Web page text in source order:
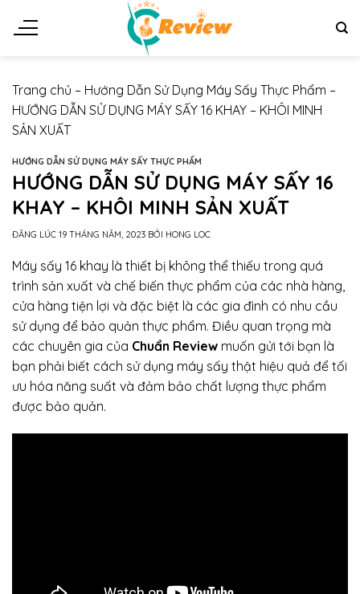
đến
Trang chủ – Hướng Dẫn Sử Dụng Máy Sấy Thực Phẩm –
HƯỚNG DẪN SỬ DỤNG MÁY SẤY 16 KHAY – KHÔI MINH
SẢN XUẤT
HƯỚNG DẪN SỬ DỤNG MÁY SẤY THỰC PHẨM
HƯỚNG DẪN SỬ DỤNG MÁY SẤY 16
KHAY – KHÔI MINH SẢN XUẤT
ĐĂNG LÚC 19 THÁNG NĂM, 2023 BỞI HONG LOC
Máy sấy 16 khay là thiết bị không thể thiếu trong quá
trình sản xuất và chế biến thực phẩm của các nhà hàng,
cửa hàng tiện lợi và đặc biệt là các gia đình có nhu cầu
sử dụng để bảo quản thực phẩm. Điều quan trọng mà
các chuyên gia của Chuẩn Review muốn gửi tới bạn là
bạn phải biết cách sử dụng máy sấy thật hiệu quả để tối
ưu hóa năng suất và đảm bảo chất lượng thực phẩm
được bảo quản.